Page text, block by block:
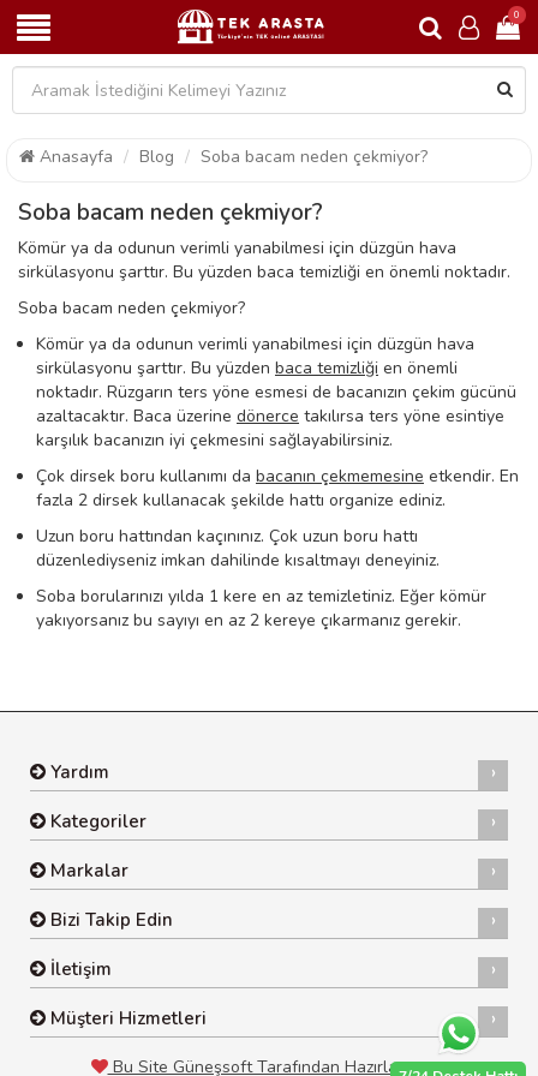
0
Anasayfa Blog Soba bacam neden çekmiyor?
Soba bacam neden çekmiyor?
Kömür ya da odunun verimli yanabilmesi için düzgün hava
sirkülasyonu şarttır. Bu yüzden baca temizliği en önemli noktadır.
Soba bacam neden çekmiyor?
Kömür ya da odunun verimli yanabilmesi için düzgün hava
sirkülasyonu şarttır. Bu yüzden baca temizliği en önemli
noktadır. Rüzgarın ters yöne esmesi de bacanızın çekim gücünü
azaltacaktır. Baca üzerine dönerce takılırsa ters yöne esintiye
karşılık bacanızın iyi çekmesini sağlayabilirsiniz.
Çok dirsek boru kullanımı da bacanın çekmemesine etkendir. En
fazla 2 dirsek kullanacak şekilde hattı organize ediniz.
Uzun boru hattından kaçınınız. Çok uzun boru hattı
düzenlediyseniz imkan dahilinde kısaltmayı deneyiniz.
Soba borularınızı yılda 1 kere en az temizletiniz. Eğer kömür
yakıyorsanız bu sayıyı en az 2 kereye çıkarmanız gerekir.
Yardım
Kategoriler
Markalar
Bizi Takip Edin
İletişim
Müşteri Hizmetleri
Bu Site Güneşsoft Tarafından Hazırlanmıştır